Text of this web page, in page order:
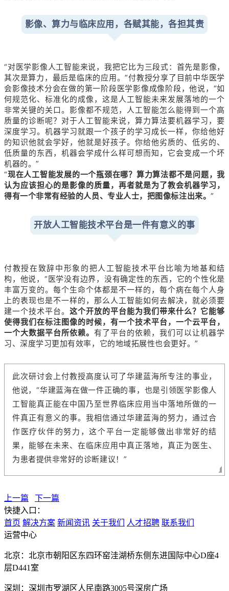
影像、算力与临床应用，各赋其能，各担其责
“对医学影像人工智能来说，我把它比为三段式：首先是影像，
其次是算力，最后是临床的应用。”付教授分享了目前中华医学
会影像技术分会在做的第一阶段医学影像成像阶段，他说，“如
何规范化、标准化的成像，这是人工智能未来发展落地的一个
非常关键的关口。影像都不规范，人工智能怎么能得到一个高
质量的诊断呢？对于人工智能来说，算力算法要机器学习，要
深度学习。机器学习就跟一个孩子的学习成长一样，你给他好
的知识他就会学好，他就是好孩子。你给他劣质的、低劣的、
低质量的东西，机器会学成什么样可想而知，它会变成一个坏
机器的。”
“现在人工智能发展的一个瓶颈在哪？算力算法都不是问题，我
认为应该担心的是影像的质量，再者就是为了教会机器学习，
得有一个非常有经验的人员、专业人士，把图像标注出来。”
开放人工智能技术平台是一件有意义的事
付教授在致辞中形象的把人工智能技术平台比喻为地基和结
构，他说，“医学没有边界，没有确定性的东西，它的个性化是
丰富万变的。每个生命个体都是不一样的，每个病在每个人身
上的表现也是不一样的，那么人工智能如何去解决，就必须要
建一个技术平台。这个开放的平台能为我们带来什么？它能够
使得我们在标注图像的时候，有一个技术平台，一个云平台，
一个大数据平台所依赖。有了平台的依赖，我们可以让机器学
习、深度学习更加有效率，它的地域拓展性也会更好。”
此次研讨会上付教授高度认可了华建蓝海所专注的事业，
他说，“华建蓝海在做一件正确的事，也是引领医学影像人
工智能真正能在中国乃至世界临床应用当中落地所做的一
件真正有意义的事。我相信通过华建蓝海的努力，通过合
作医疗伙伴的努力，这个平台一定能够做出非常好的结
果，能够在未来、在临床应用中真正落地，真正为医生、
为患者提供非常好的诊断建议！”
上一篇
下一篇
快捷入口：
首页 解决方案 新闻资讯 关于我们 人才招聘 联系我们
运营中心
北京：北京市朝阳区东四环窑洼湖桥东侧东进国际中心D座4
层D441室
深圳：深圳市罗湖区人民南路3005号深房广场